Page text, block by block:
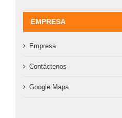
EMPRESA
Empresa
Contáctenos
Google Mapa